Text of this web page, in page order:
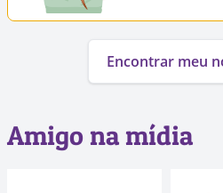
Encontrar meu
Amigo na mídia